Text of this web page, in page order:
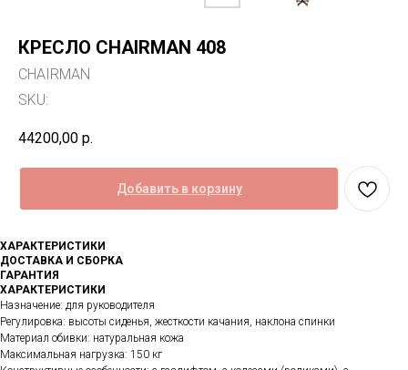
КРЕСЛО CHAIRMAN 408
CHAIRMAN
SKU:
44200,00 р.
Добавить в корзину
ХАРАКТЕРИСТИКИ
ДОСТАВКА И СБОРКА
ГАРАНТИЯ
ХАРАКТЕРИСТИКИ
Назначение: для руководителя
Регулировка: высоты сиденья, жесткости качания, наклона спинки
Материал обивки: натуральная кожа
Максимальная нагрузка: 150 кг